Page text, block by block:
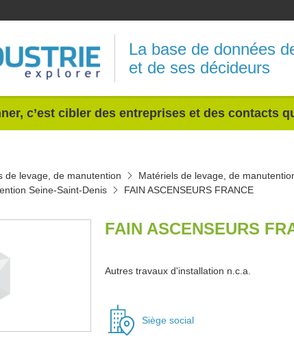
La base de données
et de ses décideurs
c’est cibler des entreprises et des
de levage, de manutention
Matériels de levage, de
Seine-Saint-Denis
FAIN ASCENSEURS FRANCE
FAIN ASCENSEURS
Autres travaux d'installation n.c.a.
Siège social